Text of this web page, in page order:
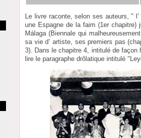
Le livre raconte, selon ses auteurs, "
une Espagne de la faim (1er chapitre)
Málaga (Biennale qui
sa vie d’ artiste, ses premiers pas
3). Dans le chapitre 4, intitulé de façon
lire le paragraphe drôlatique intitulé